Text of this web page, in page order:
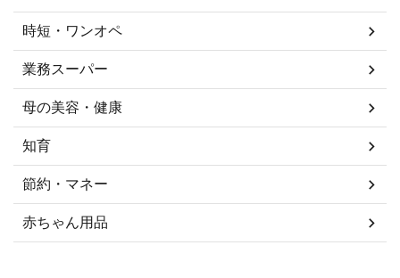
時短・ワンオペ
業務スーパー
母の美容・健康
知育
節約・マネー
赤ちゃん用品